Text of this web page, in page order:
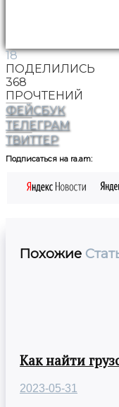
18
ПОДЕЛИЛИСЬ
368
ПРОЧТЕНИЙ
ФЕЙСБУК
ТЕЛЕГРАМ
ТВИТТЕР
Подписаться на ra.am:
Похожие
Как найти
2023-05-31